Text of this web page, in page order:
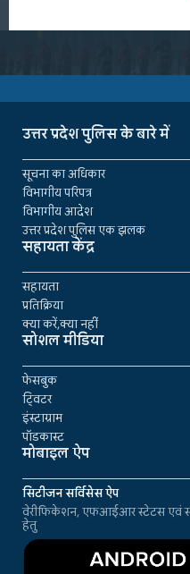
उत्तर प्रदेश पुलिस के बारे में
सूचना का अधिकार
विभागीय परिपत्र
विभागीय आदेश
उत्तर प्रदेश पुलिस एक झलक
सहायता केंद्र
सहायता
प्रतिक्रिया
क्या करें,क्या नहीं
सोशल मीडिया
फेसबुक
ट्विटर
इंस्टाग्राम
पॉडकास्ट
मोबाइल ऐप
सिटीजन सर्विसेस ऐप
वेरीफिकेशन, एफआईआर स्टेटस एवं
हेतु